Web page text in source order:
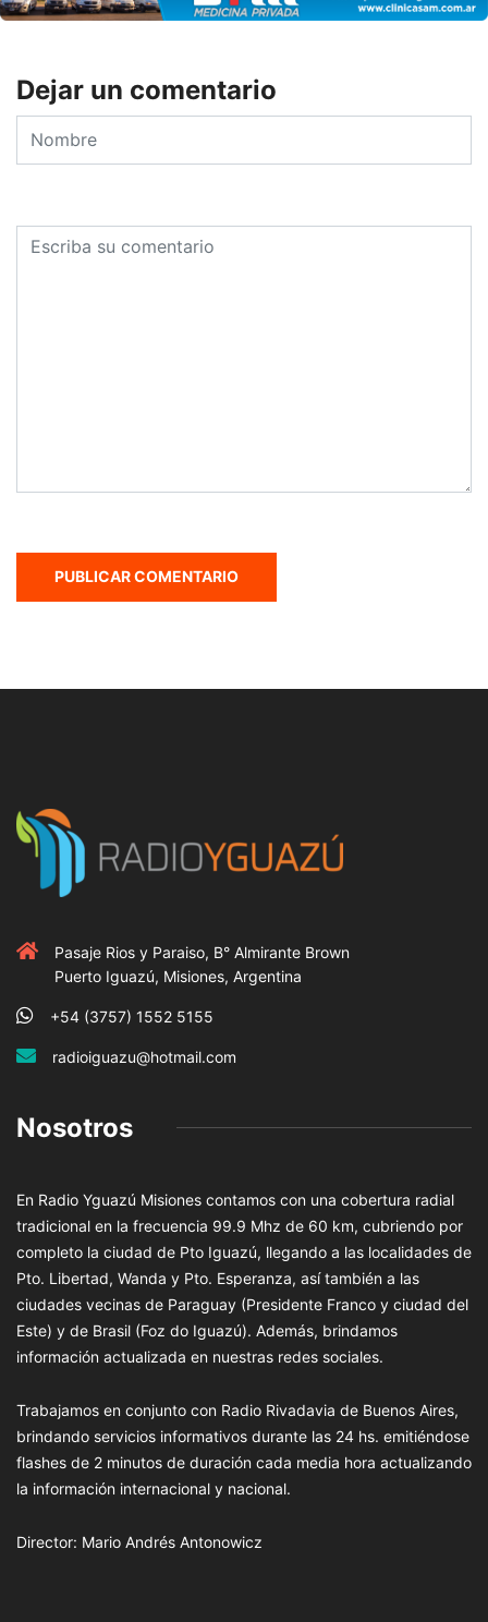
Dejar un comentario
Pasaje Rios y Paraiso, B° Almirante Brown
Puerto Iguazú, Misiones, Argentina
+54 (3757) 1552 5155
radioiguazu@hotmail.com
Nosotros
En Radio Yguazú Misiones contamos con una cobertura radial
tradicional en la frecuencia 99.9 Mhz de 60 km, cubriendo por
completo la ciudad de Pto Iguazú, llegando a las localidades de
Pto. Libertad, Wanda y Pto. Esperanza, así también a las
ciudades vecinas de Paraguay (Presidente Franco y ciudad del
Este) y de Brasil (Foz do Iguazú). Además, brindamos
información actualizada en nuestras redes sociales.
Trabajamos en conjunto con Radio Rivadavia de Buenos Aires,
brindando servicios informativos durante las 24 hs. emitiéndose
flashes de 2 minutos de duración cada media hora actualizando
la información internacional y nacional.
Director: Mario Andrés Antonowicz